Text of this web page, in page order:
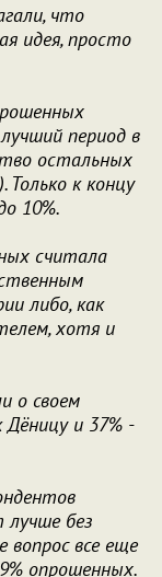
что
идея, просто
период в
остальных
Только к концу
10%.
считала
либо, как
хотя и
о своем
и 37% -
лучше без
вопрос все еще
опрошенных.